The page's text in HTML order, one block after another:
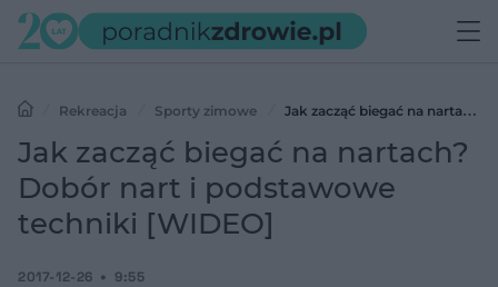
Rekreacja Sporty zimowe
Jak zacząć biegać na nartach?
Dobór nart i podstawowe techniki [WIDEO]
Jak zacząć biegać na nartach?
Dobór nart i podstawowe
techniki [WIDEO]
2017-12-26 9:55